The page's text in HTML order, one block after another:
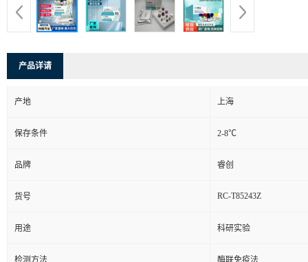
产品详请
产地 上海
保存条件 2-8℃
品牌 睿创
货号 RC-T85243Z
用途 科研实验
检测方法 酶联免疫法